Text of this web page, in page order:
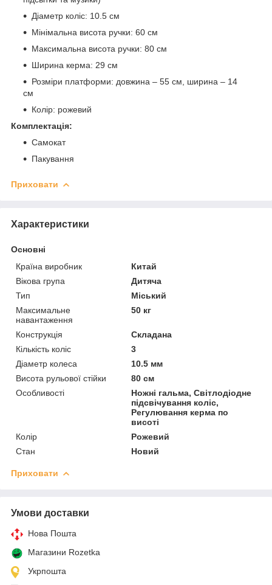
Діаметр коліс: 10.5 см
Мінімальна висота ручки: 60 см
Максимальна висота ручки: 80 см
Ширина керма: 29 см
Розміри платформи: довжина – 55 см, ширина – 14
см
Колір: рожевий
Комплектація:
Самокат
Пакування
Приховати
Характеристики
Основні
Країна виробник
Китай
Вікова група
Дитяча
Тип
Міський
Максимальне
навантаження
50 кг
Конструкція
Складана
Кількість коліс
3
Діаметр колеса
10.5 мм
Висота рульової стійки
80 см
Особливості
Ножні гальма, Світлодіодне
підсвічування коліс,
Регулювання керма по
висоті
Колір
Рожевий
Стан
Новий
Приховати
Умови доставки
Нова Пошта
Магазини Rozetka
Укрпошта